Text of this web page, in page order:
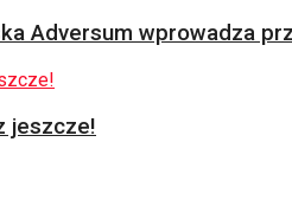
Adversum wprowadza
jeszcze!